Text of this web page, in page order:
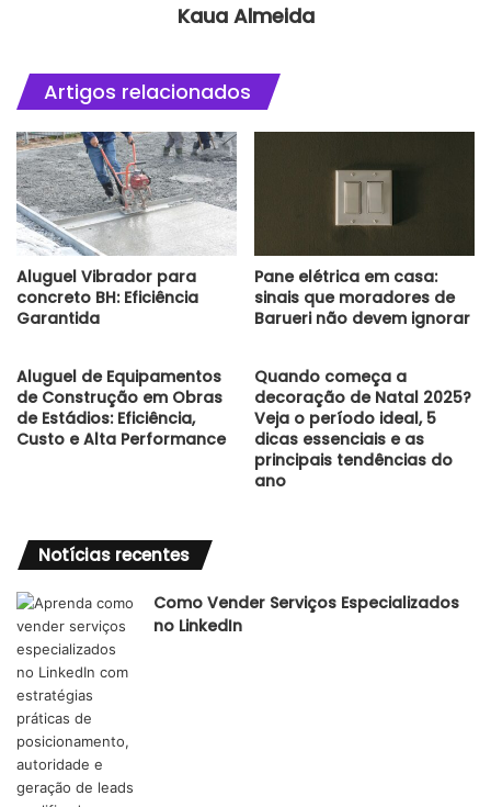
Kaua Almeida
Artigos relacionados
Aluguel Vibrador para
concreto BH: Eficiência
Garantida
Pane elétrica em casa:
sinais que moradores de
Barueri não devem ignorar
Aluguel de Equipamentos
de Construção em Obras
de Estádios: Eficiência,
Custo e Alta Performance
Quando começa a
decoração de Natal 2025?
Veja o período ideal, 5
dicas essenciais e as
principais tendências do
ano
Notícias recentes
Como Vender Serviços Especializados
no LinkedIn